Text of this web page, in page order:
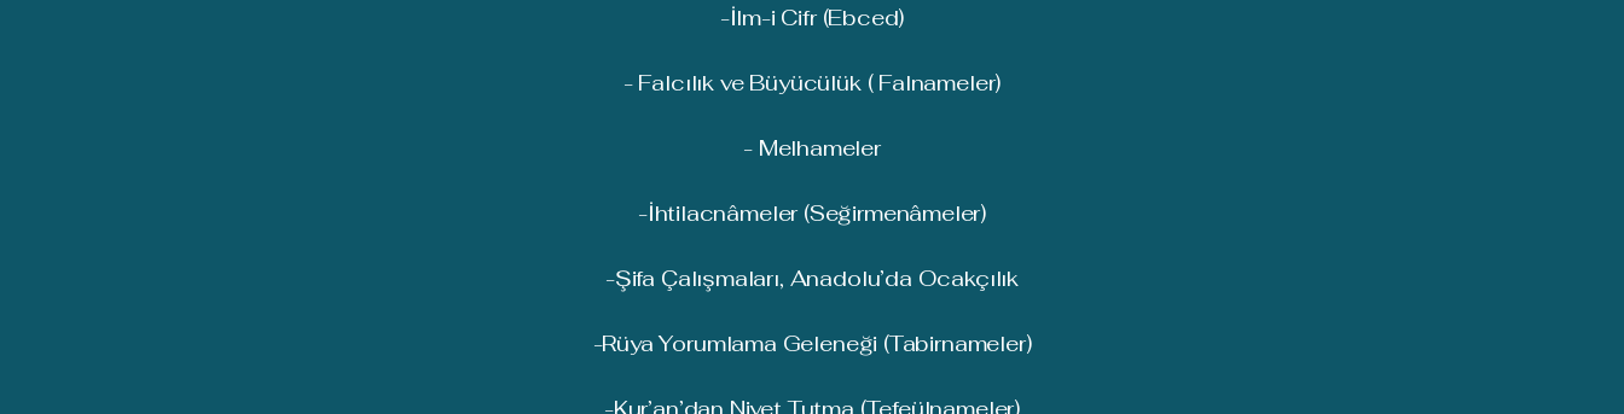
-İlm-i Cifr (Ebced)
- Falcılık ve Büyücülük ( Falnameler)
- Melhameler
-İhtilacnâmeler (Seğirmenâmeler)
-Şifa Çalışmaları, Anadolu’da Ocakçılık
-Rüya Yorumlama Geleneği (Tabirnameler)